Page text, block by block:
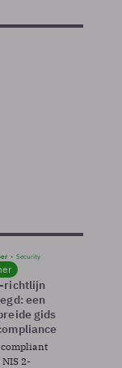
Security
richtlijn
een
gids
compliant
NIS 2-